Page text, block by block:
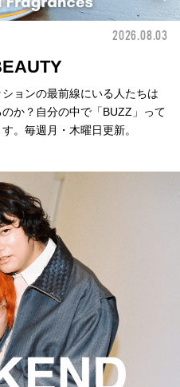
2026.08.03
ョンの最前線にいる人たちは
か？自分の中で「BUZZ」って
。毎週月・木曜日更新。